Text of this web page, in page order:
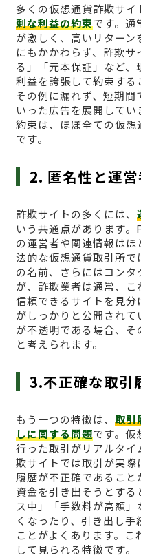
多くの仮想通貨詐欺サイ
剰な利益の約束です。通
が激しく、高いリターン
にもかかわらず、詐欺
る」「元本保証」など
利益を誇張して約束す
その例に漏れず、短期間
いった広告を展開して
約束は、ほぼ全ての仮
です。
2. 匿名性と運
詐欺サイトの多くには、
いう共通点があります
の運営者や関連情報は
法的な仮想通貨取引所
の名前、さらにはコン
が、詐欺業者は通常、こ
信頼できるサイトを見
がしっかりと公開され
が不透明である場合、
と考えられます。
3.不正確な取引
もう一つの特徴は、 取引
しに関する問題です。仮
行った取引がリアルタ
欺サイトでは取引が実際
履歴が不正確であるこ
資金を引き出そうとす
ス中」「手数料が高額
くなったり、引き出し
ことがよくあります。
して見られる特徴です。